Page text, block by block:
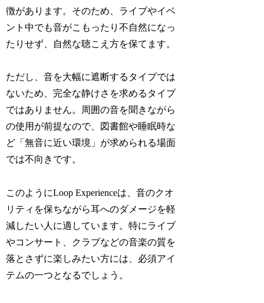
徴があります。そのため、ライブやイベ
ント中でも音がこもったり不自然になっ
たりせず、自然な聴こえ方を保てます。
ただし、音を大幅に遮断するタイプでは
ないため、完全な静けさを求めるタイプ
ではありません。周囲の音を聞きながら
の使用が前提なので、図書館や睡眠時な
ど「無音に近い環境」が求められる場面
では不向きです。
このようにLoop Experienceは、音のクオ
リティを保ちながら耳へのダメージを軽
減したい人に適しています。特にライブ
やコンサート、クラブなどの音楽の質を
落とさずに楽しみたい方には、必須アイ
テムの一つとなるでしょう。